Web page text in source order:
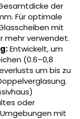
der
Für optimale
mit
mehr verwendet.
Entwickelt, um
(0.6–0,8
um bis zu
oder
mit